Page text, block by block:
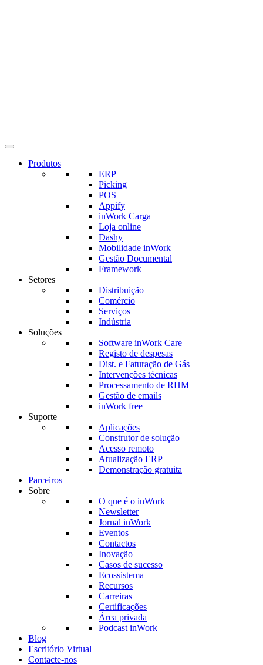
Produtos
ERP
Picking
POS
Appify
inWork Carga
Loja online
Dashy
Mobilidade inWork
Gestão Documental
Framework
Setores
Distribuição
Comércio
Serviços
Indústria
Soluções
Software inWork Care
Registo de despesas
Dist. e Faturação de Gás
Intervenções técnicas
Processamento de RHM
Gestão de emails
inWork free
Suporte
Aplicações
Construtor de solução
Acesso remoto
Atualização ERP
Demonstração gratuita
Parceiros
Sobre
O que é o inWork
Newsletter
Jornal inWork
Eventos
Contactos
Inovação
Casos de sucesso
Ecossistema
Recursos
Carreiras
Certificações
Área privada
Podcast inWork
Blog
Escritório Virtual
Contacte-nos